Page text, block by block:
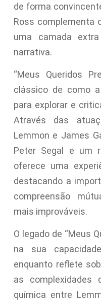
de forma
Ross complementa
uma camada
narrativa.
“Meus Queridos
clássico de como
para explorar e
Através das
Lemmon e James
Peter Segal e um
oferece uma
destacando a
compreensão
mais improváveis.
O legado de “Meus
na sua
enquanto reflete
as complexidades
química entre